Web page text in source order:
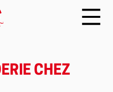
CHEZ